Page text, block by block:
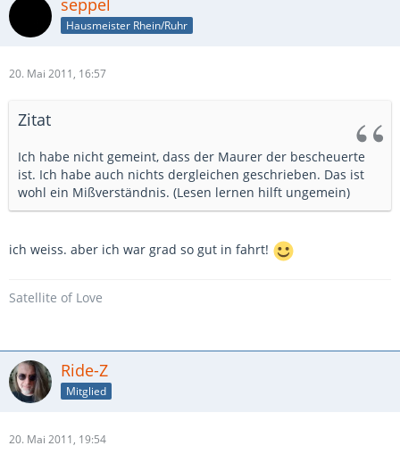
seppel
Hausmeister Rhein/Ruhr
20. Mai 2011, 16:57
Zitat
Ich habe nicht gemeint, dass der Maurer der bescheuerte
ist. Ich habe auch nichts dergleichen geschrieben. Das ist
wohl ein Mißverständnis. (Lesen lernen hilft ungemein)
ich weiss. aber ich war grad so gut in fahrt!
Satellite of Love
Ride-Z
Mitglied
20. Mai 2011, 19:54